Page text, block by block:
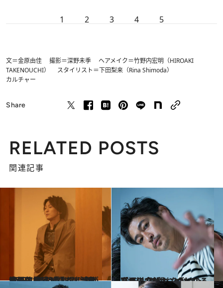
1 2 3 4 5
文＝金原由佳 撮影＝深野未季 ヘアメイク＝竹野内宏明（HIROAKI
TAKENOUCHI） スタイリスト＝下田梨来（Rina Shimoda）
カルチャー
Share
RELATED POSTS
関連記事
2023.11.6
俳優・成河が語る、演劇への危機感 「入場料金が1万円。このままでは 日本の演劇は滅びる」【後篇】
カルチャー 2023.11.2
窪塚洋介がキングになるために 欠かせなかった「あの2時間」とは？
カルチャー